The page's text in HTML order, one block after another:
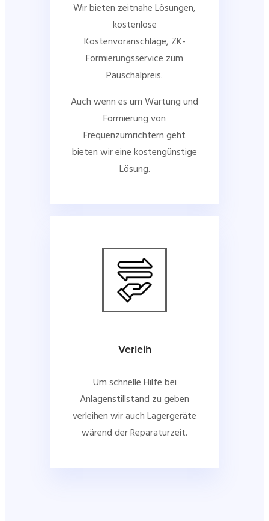
Wir bieten zeitnahe Lösungen,
kostenlose
Kostenvoranschläge, ZK-
Formierungsservice zum
Pauschalpreis.
Auch wenn es um Wartung und
Formierung von
Frequenzumrichtern geht
bieten wir eine kostengünstige
Lösung.
Verleih
Um schnelle Hilfe bei
Anlagenstillstand zu geben
verleihen wir auch Lagergeräte
wärend der Reparaturzeit.